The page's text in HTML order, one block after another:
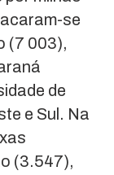
se
(7 003),
de
e Sul. Na
(3.547),